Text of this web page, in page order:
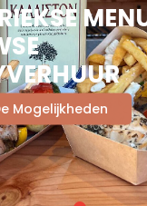
Mogelijkheden